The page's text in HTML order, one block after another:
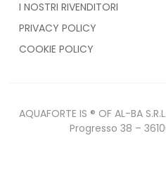
I NOSTRI RIVENDITORI
PRIVACY POLICY
COOKIE POLICY
AQUAFORTE IS ® OF AL-BA
Progresso 38 –